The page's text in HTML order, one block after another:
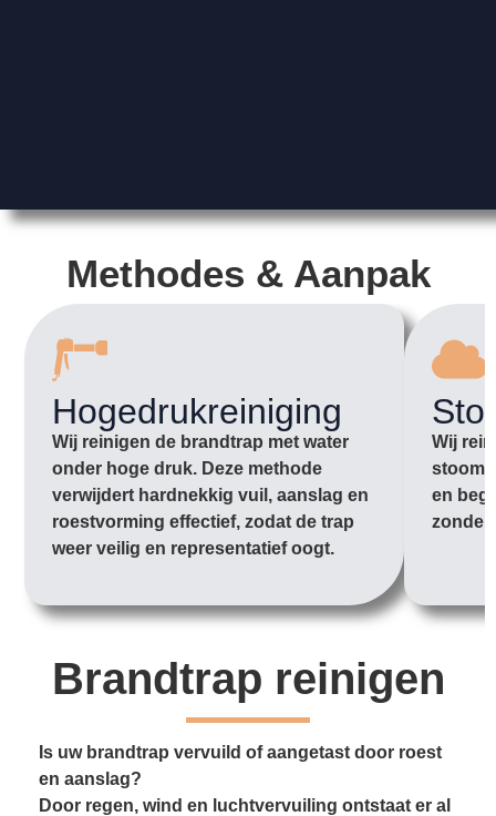
Methodes & Aanpak
Hogedrukreiniging
Wij reinigen de brandtrap met water
onder hoge druk. Deze methode
verwijdert hardnekkig vuil, aanslag en
roestvorming effectief, zodat de trap
weer veilig en representatief oogt.
Wij
stoom
en
zonder
Brandtrap reinigen
Is uw brandtrap vervuild of aangetast door roest
en aanslag?
Door regen, wind en luchtvervuiling ontstaat er al